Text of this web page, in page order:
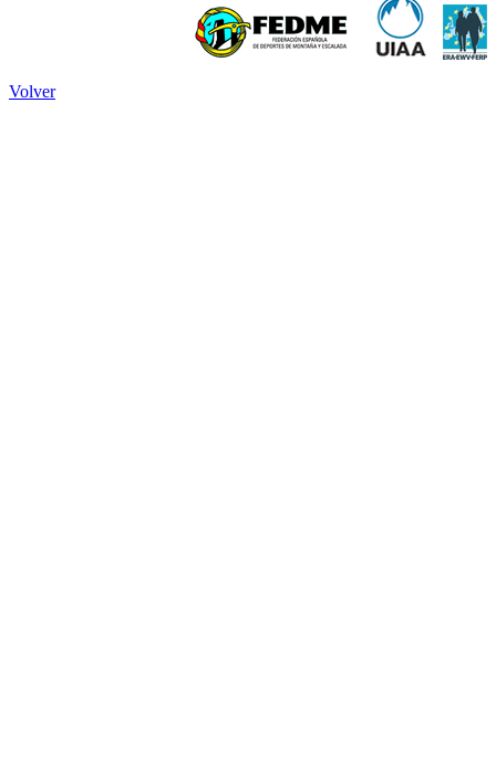
Volver